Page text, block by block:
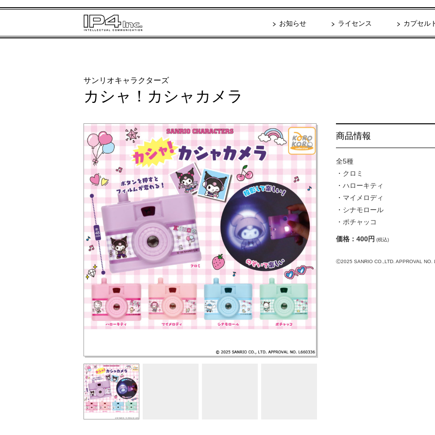
お知らせ ライセンス カプセル
サンリオキャラクターズ
カシャ！カシャカメラ
商品情報
全5種
・クロミ
・ハローキティ
・マイメロディ
・シナモロール
・ポチャッコ
価格：400円 (税込)
Ⓒ2025 SANRIO CO.,LTD. APPROVAL NO.